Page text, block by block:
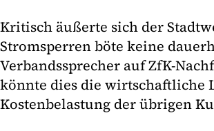
Kritisch äußerte sich der
Stromsperren böte keine
Verbandssprecher auf ZfK-
könnte dies die wirtschaftliche
Kostenbelastung der übrigen